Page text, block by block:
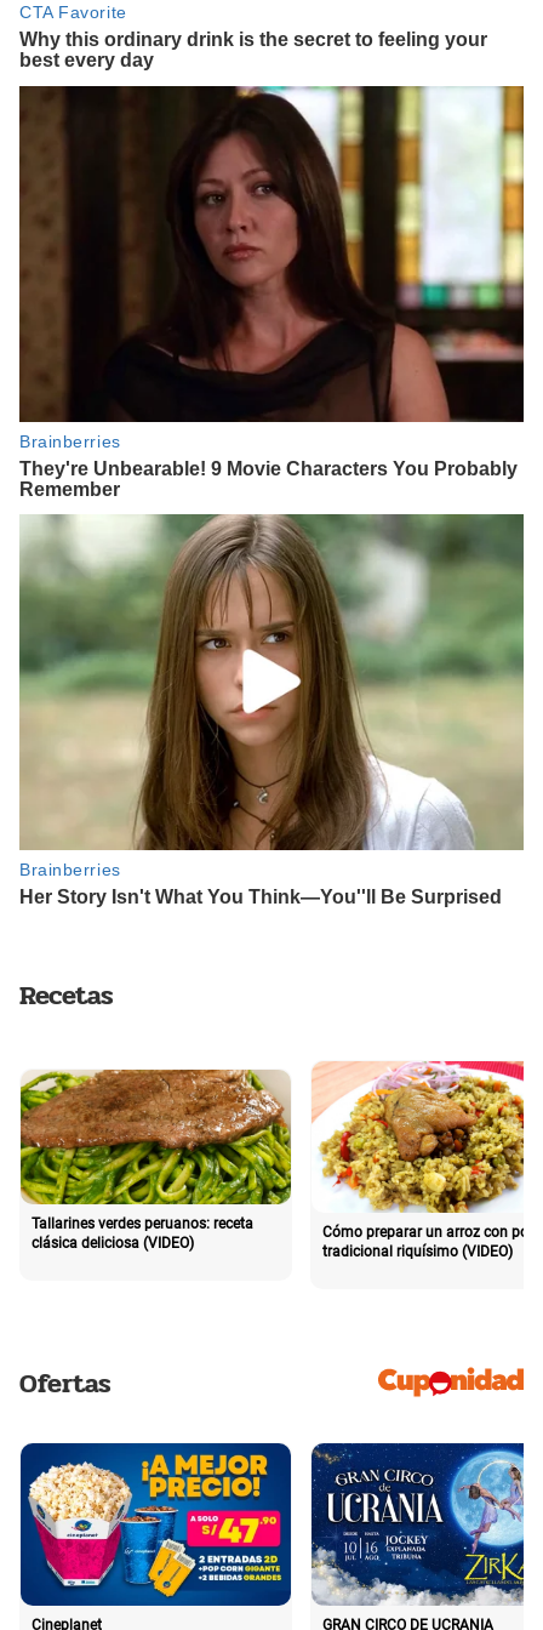
Recetas
Tallarines verdes peruanos: receta
clásica deliciosa (VIDEO)
Cómo preparar un arroz con pollo
tradicional riquísimo (VIDEO)
Ofertas
Cineplanet GRAN CIRCO DE UCRANIA